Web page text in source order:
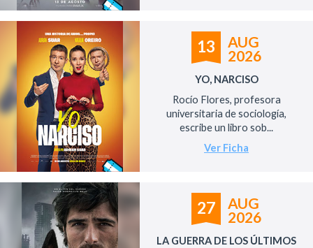
13
AUG
2026
YO, NARCISO
Rocío Flores, profesora
universitaria de sociología,
escribe un libro sob...
Ver Ficha
27
AUG
2026
LA GUERRA DE LOS ÚLTIMOS